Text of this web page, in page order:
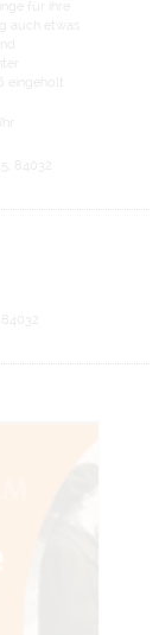
für ihre
auch etwas
eingeholt
84032